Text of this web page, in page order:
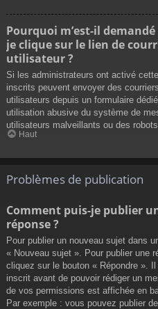
Pourquoi m’est-il
je clique sur le lien de
utilisateur ?
Si les administrateurs ont activé
inscrits peuvent envoyer des
utilisateurs depuis un formulaire
utilisation abusive du système de
utilisateurs malveillants ou des robots.
Haut
Problèmes de publication
Comment puis-je publier
réponse ?
Pour publier un nouveau sujet dans
« Nouveau sujet ». Pour publier une
cliquez sur le bouton « Répondre ».
inscrit avant de pouvoir rédiger un
de vos permissions est affichée en
Par exemple : vous pouvez publier